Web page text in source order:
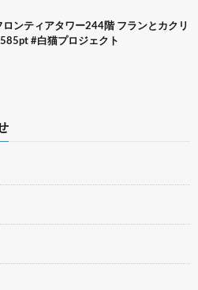
ロンティアタワー244階 フランとカクリ
#白猫プロジェクト